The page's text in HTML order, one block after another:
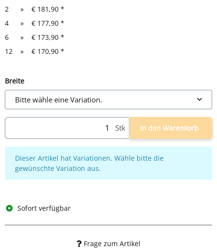
2
» € 181,90 *
4
» € 177,90 *
6
» € 173,90 *
12
» € 170,90 *
Breite
Bitte wähle eine Variation.
Stk In den Warenkorb
x
Dieser Artikel hat Variationen. Wähle bitte die
gewünschte Variation aus.
Sofort verfügbar
Frage zum Artikel